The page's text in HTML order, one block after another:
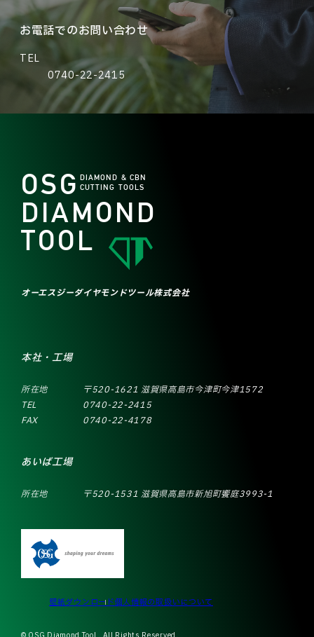
お電話でのお問い合わせ
TEL
0740-22-2415
OSG
DIAMOND
TOOL
DIAMOND & CBN
CUTTING TOOLS
オーエスジーダイヤモンドツール株式会社
本社・工場
所在地
〒520-1621 滋賀県高島市今津町今津1572
TEL
0740-22-2415
FAX
0740-22-4178
あいば工場
所在地 〒520-1531 滋賀県高島市新旭町饗庭3993-1
壁紙ダウンロード個人情報の取扱いについて